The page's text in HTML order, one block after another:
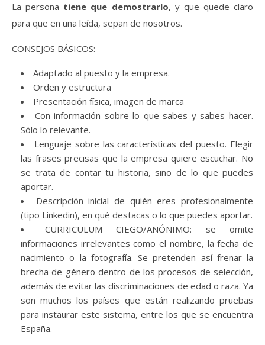
La persona tiene que demostrarlo, y que quede claro
para que en una leída, sepan de nosotros.
CONSEJOS BÁSICOS:
Adaptado al puesto y la empresa.
Orden y estructura
Presentación física, imagen de marca
Con información sobre lo que sabes y sabes hacer.
Sólo lo relevante.
Lenguaje sobre las características del puesto. Elegir
las frases precisas que la empresa quiere escuchar. No
se trata de contar tu historia, sino de lo que puedes
aportar.
Descripción inicial de quién eres profesionalmente
(tipo Linkedin), en qué destacas o lo que puedes aportar.
CURRICULUM CIEGO/ANÓNIMO: se omite
informaciones irrelevantes como el nombre, la fecha de
nacimiento o la fotografía. Se pretenden así frenar la
brecha de género dentro de los procesos de selección,
además de evitar las discriminaciones de edad o raza. Ya
son muchos los países que están realizando pruebas
para instaurar este sistema, entre los que se encuentra
España.